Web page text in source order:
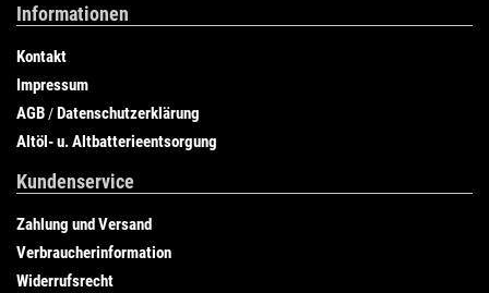
Informationen
Kontakt
Impressum
AGB /Datenschutzerklärung
Altöl- u. Altbatterieentsorgung
Kundenservice
Zahlung und Versand
Verbraucherinformation
Widerrufsrecht